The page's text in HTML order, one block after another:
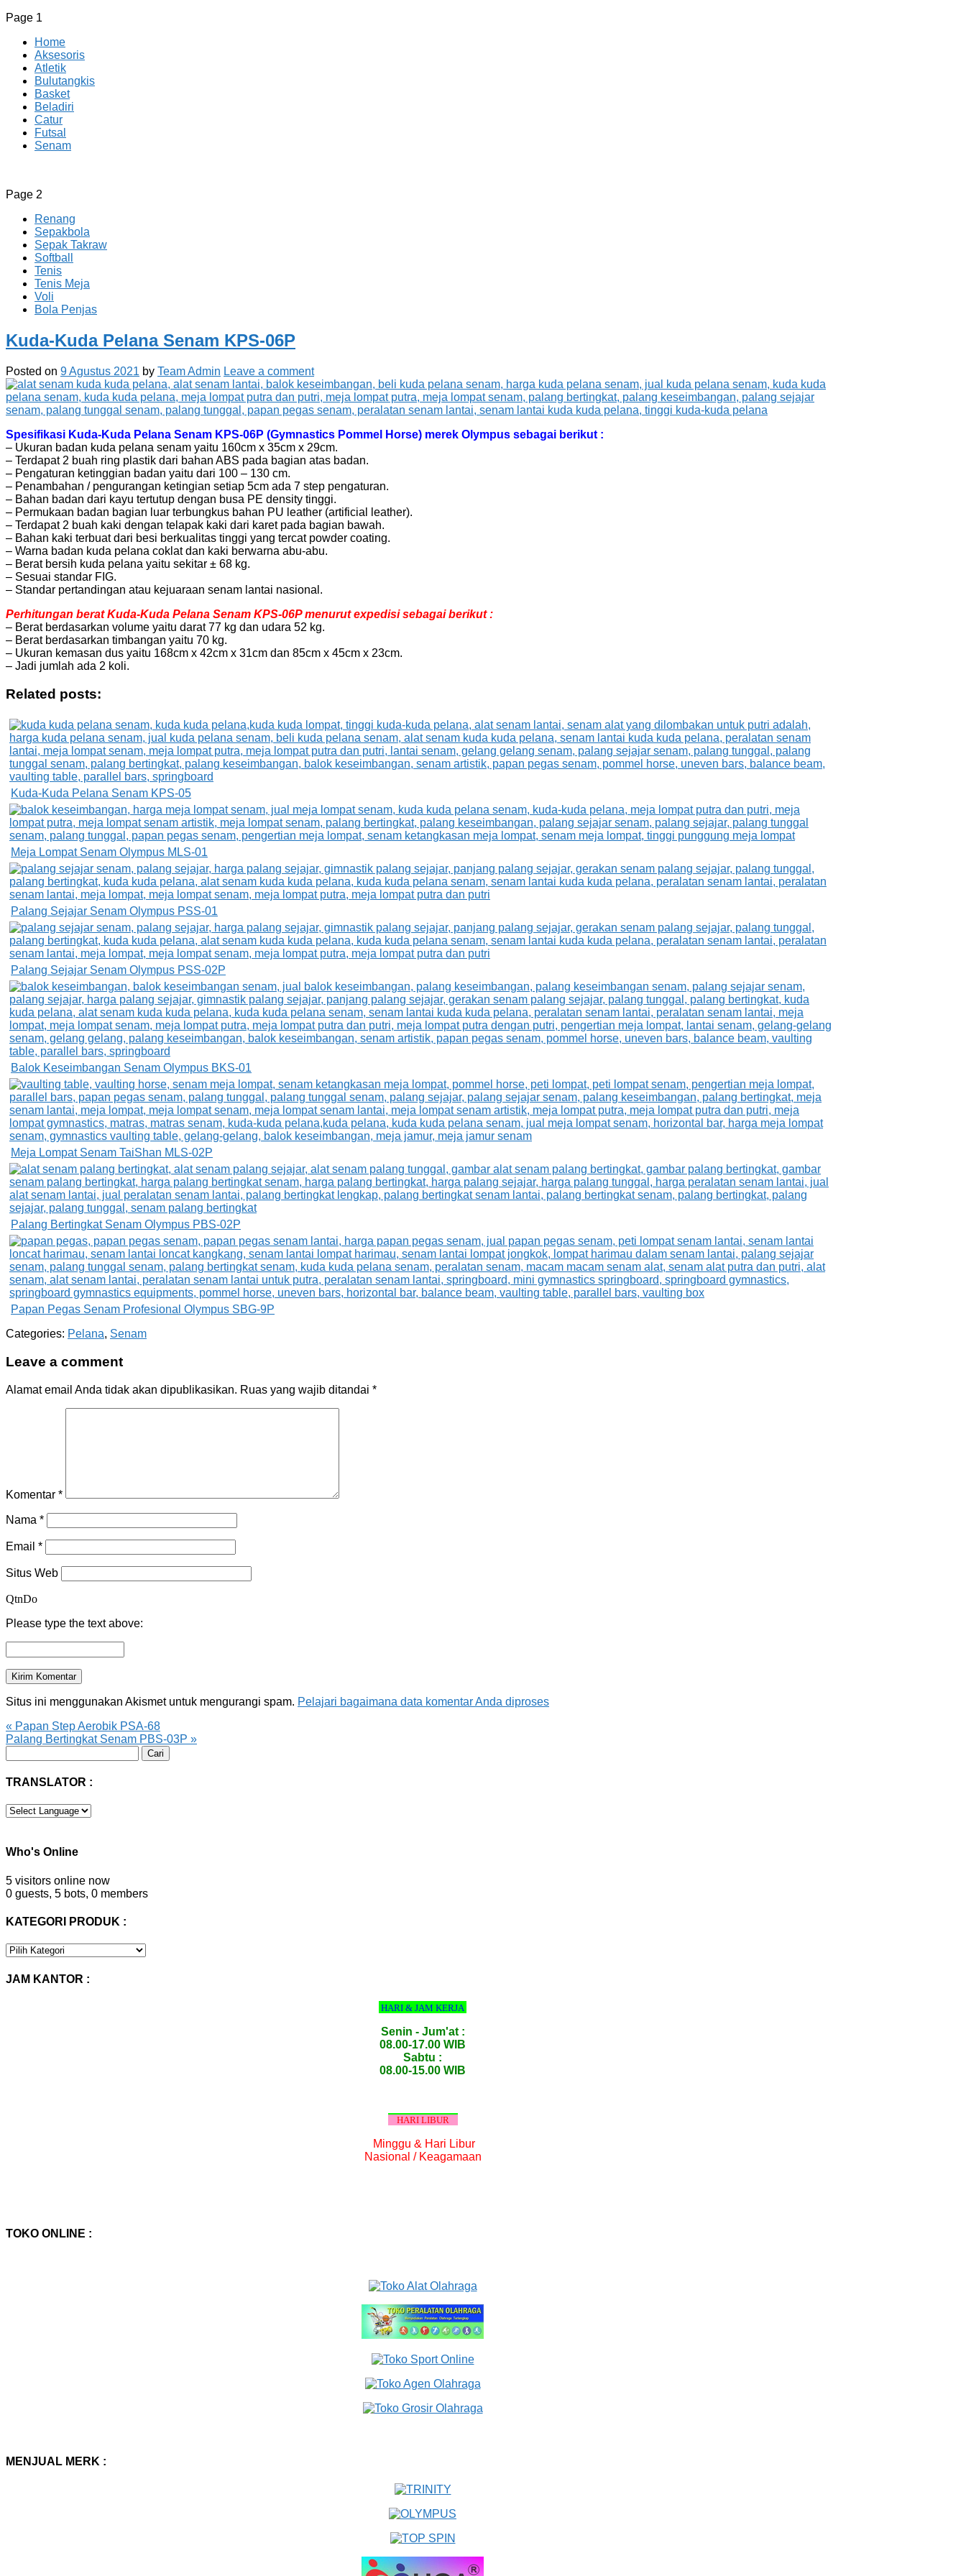
Page 1
Home
Aksesoris
Atletik
Bulutangkis
Basket
Beladiri
Catur
Futsal
Senam
CV JAYA BERSAMA Co Id
Menyediakan Semua Perlengkapan Olahraga Yang Lengkap, Berkualitas Dengan Harga Yang Murah
Page 2
Renang
Sepakbola
Sepak Takraw
Softball
Tenis
Tenis Meja
Voli
Bola Penjas
Kuda-Kuda Pelana Senam KPS-06P
Posted on 9 Agustus 2021 by Team Admin Leave a comment
Spesifikasi Kuda-Kuda Pelana Senam KPS-06P (Gymnastics Pommel Horse) merek Olympus sebagai berikut :
– Ukuran badan kuda pelana senam yaitu 160cm x 35cm x 29cm.
– Terdapat 2 buah ring plastik dari bahan ABS pada bagian atas badan.
– Pengaturan ketinggian badan yaitu dari 100 – 130 cm.
– Penambahan / pengurangan ketingian setiap 5cm ada 7 step pengaturan.
– Bahan badan dari kayu tertutup dengan busa PE density tinggi.
– Permukaan badan bagian luar terbungkus bahan PU leather (artificial leather).
– Terdapat 2 buah kaki dengan telapak kaki dari karet pada bagian bawah.
– Bahan kaki terbuat dari besi berkualitas tinggi yang tercat powder coating.
– Warna badan kuda pelana coklat dan kaki berwarna abu-abu.
– Berat bersih kuda pelana yaitu sekitar ± 68 kg.
– Sesuai standar FIG.
– Standar pertandingan atau kejuaraan senam lantai nasional.
Perhitungan berat Kuda-Kuda Pelana Senam KPS-06P menurut expedisi sebagai berikut :
– Berat berdasarkan volume yaitu darat 77 kg dan udara 52 kg.
– Berat berdasarkan timbangan yaitu 70 kg.
– Ukuran kemasan dus yaitu 168cm x 42cm x 31cm dan 85cm x 45cm x 23cm.
– Jadi jumlah ada 2 koli.
Related posts:
Kuda-Kuda Pelana Senam KPS-05
Meja Lompat Senam Olympus MLS-01
Palang Sejajar Senam Olympus PSS-01
Palang Sejajar Senam Olympus PSS-02P
Balok Keseimbangan Senam Olympus BKS-01
Meja Lompat Senam TaiShan MLS-02P
Palang Bertingkat Senam Olympus PBS-02P
Papan Pegas Senam Profesional Olympus SBG-9P
Categories: Pelana, Senam
Leave a comment
Alamat email Anda tidak akan dipublikasikan. Ruas yang wajib ditandai *
Komentar *
Nama *
Email *
Situs Web
QtnDo
Please type the text above:
Situs ini menggunakan Akismet untuk mengurangi spam. Pelajari bagaimana data komentar Anda diproses
« Papan Step Aerobik PSA-68
Palang Bertingkat Senam PBS-03P »
untuk:
TRANSLATOR :
Who's Online
5 visitors online now
0 guests, 5 bots, 0 members
KATEGORI PRODUK :
KATEGORI
JAM KANTOR :
HARI & JAM KERJA
Senin - Jum'at :
08.00-17.00 WIB
Sabtu :
08.00-15.00 WIB
HARI LIBUR
Minggu & Hari Libur
Nasional / Keagamaan
TOKO ONLINE :
MENJUAL MERK :